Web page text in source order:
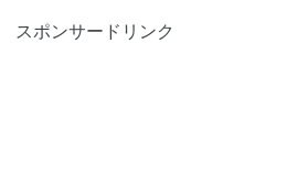
スポンサードリンク